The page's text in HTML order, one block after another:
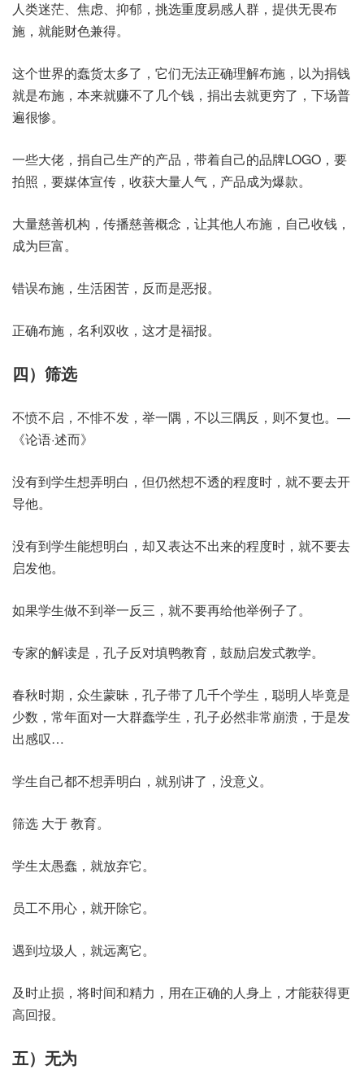
人类迷茫、焦虑、抑郁，挑选重度易感人群，提供无畏布
施，就能财色兼得。
这个世界的蠢货太多了，它们无法正确理解布施，以为捐钱
就是布施，本来就赚不了几个钱，捐出去就更穷了，下场普
遍很惨。
一些大佬，捐自己生产的产品，带着自己的品牌LOGO，要
拍照，要媒体宣传，收获大量人气，产品成为爆款。
大量慈善机构，传播慈善概念，让其他人布施，自己收钱，
成为巨富。
错误布施，生活困苦，反而是恶报。
正确布施，名利双收，这才是福报。
四）筛选
不愤不启，不悱不发，举一隅，不以三隅反，则不复也。—
《论语·述而》
没有到学生想弄明白，但仍然想不透的程度时，就不要去开
导他。
没有到学生能想明白，却又表达不出来的程度时，就不要去
启发他。
如果学生做不到举一反三，就不要再给他举例子了。
专家的解读是，孔子反对填鸭教育，鼓励启发式教学。
春秋时期，众生蒙昧，孔子带了几千个学生，聪明人毕竟是
少数，常年面对一大群蠢学生，孔子必然非常崩溃，于是发
出感叹…
学生自己都不想弄明白，就别讲了，没意义。
筛选 大于 教育。
学生太愚蠢，就放弃它。
员工不用心，就开除它。
遇到垃圾人，就远离它。
及时止损，将时间和精力，用在正确的人身上，才能获得更
高回报。
五）无为